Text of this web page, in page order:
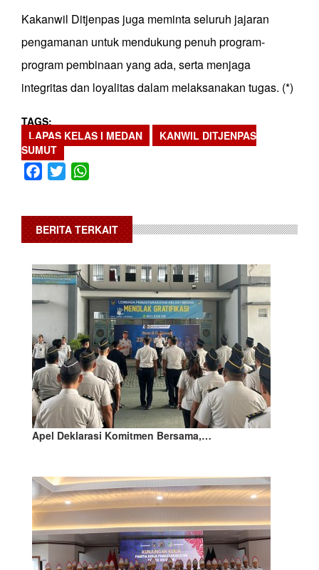
Kakanwil Ditjenpas juga meminta seluruh jajaran
pengamanan untuk mendukung penuh program-
program pembinaan yang ada, serta menjaga
integritas dan loyalitas dalam melaksanakan tugas. (*)
TAGS
LAPAS KELAS I MEDAN
KANWIL DITJENPAS
SUMUT
Facebook
Twitter
BERITA TERKAIT
Apel Deklarasi Komitmen Bersama,…